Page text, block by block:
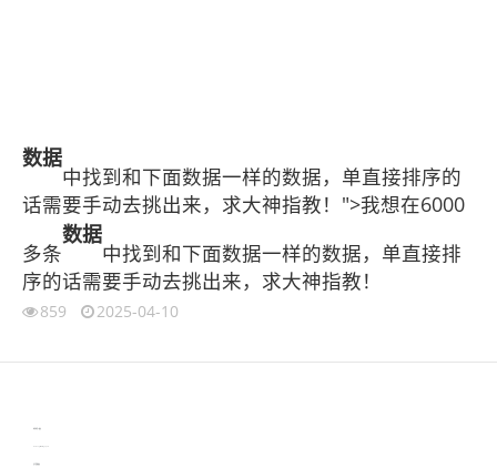
数据
中找到和下面数据一样的数据，单直接排序的
话需要手动去挑出来，求大神指教！">我想在6000
多条
数据
中找到和下面数据一样的数据，单直接排
序的话需要手动去挑出来，求大神指教！
859 2025-04-10